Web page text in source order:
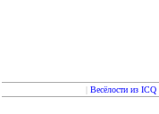
Весёлости из ICQ|